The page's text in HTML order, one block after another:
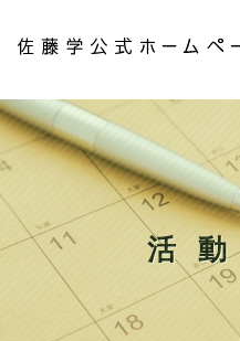
佐藤学公式ホームページ ManabuSATO WebSite
活